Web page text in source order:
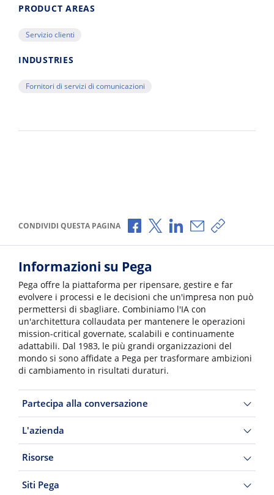
PRODUCT AREAS
Servizio clienti
INDUSTRIES
Fornitori di servizi di comunicazioni
CONDIVIDI QUESTA PAGINA Condividi via Facebook
Condividi via X
Condividi via
Condividi via e-
Copia link
Informazioni su Pega
Pega offre la piattaforma per ripensare, gestire e far
evolvere i processi e le decisioni che un'impresa non può
permettersi di sbagliare. Combiniamo l'IA con
un'architettura collaudata per mantenere le operazioni
mission-critical governate, scalabili e continuamente
adattabili. Dal 1983, le più grandi organizzazioni del
mondo si sono affidate a Pega per trasformare ambizioni
di cambiamento in risultati duraturi.
Partecipa alla conversazione
L'azienda
Risorse
Siti Pega